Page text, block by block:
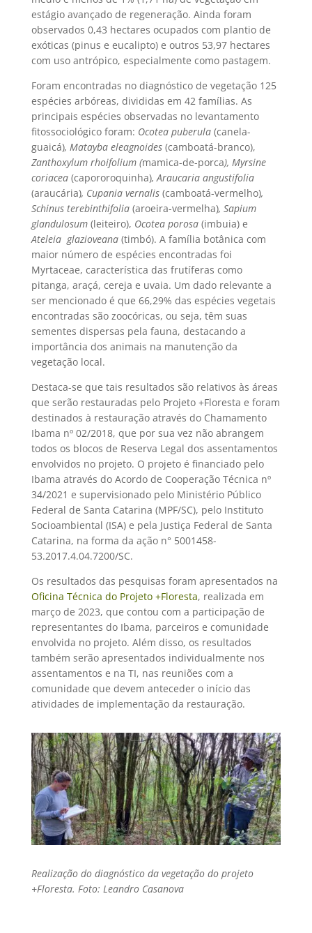
estágio avançado de regeneração. Ainda foram
observados 0,43 hectares ocupados com plantio de
exóticas (pinus e eucalipto) e outros 53,97 hectares
com uso antrópico, especialmente como pastagem.
Foram encontradas no diagnóstico de vegetação 125
espécies arbóreas, divididas em 42 famílias. As
principais espécies observadas no levantamento
fitossociológico foram: Ocotea puberula (canela-
guaicá), Matayba eleagnoides (camboatá-branco),
Zanthoxylum rhoifolium (mamica-de-porca), Myrsine
coriacea (capororoquinha), Araucaria angustifolia
(araucária), Cupania vernalis (camboatá-vermelho),
Schinus terebinthifolia (aroeira-vermelha), Sapium
glandulosum (leiteiro), Ocotea porosa (imbuia) e
Ateleia glazioveana (timbó). A família botânica com
maior número de espécies encontradas foi
Myrtaceae, característica das frutíferas como
pitanga, araçá, cereja e uvaia. Um dado relevante a
ser mencionado é que 66,29% das espécies vegetais
encontradas são zoocóricas, ou seja, têm suas
sementes dispersas pela fauna, destacando a
importância dos animais na manutenção da
vegetação local.
Destaca-se que tais resultados são relativos às áreas
que serão restauradas pelo Projeto +Floresta e foram
destinados à restauração através do Chamamento
Ibama nº 02/2018, que por sua vez não abrangem
todos os blocos de Reserva Legal dos assentamentos
envolvidos no projeto. O projeto é financiado pelo
Ibama através do Acordo de Cooperação Técnica nº
34/2021 e supervisionado pelo Ministério Público
Federal de Santa Catarina (MPF/SC), pelo Instituto
Socioambiental (ISA) e pela Justiça Federal de Santa
Catarina, na forma da ação n° 5001458-
53.2017.4.04.7200/SC.
Os resultados das pesquisas foram apresentados na
Oficina Técnica do Projeto +Floresta, realizada em
março de 2023, que contou com a participação de
representantes do Ibama, parceiros e comunidade
envolvida no projeto. Além disso, os resultados
também serão apresentados individualmente nos
assentamentos e na TI, nas reuniões com a
comunidade que devem anteceder o início das
atividades de implementação da restauração.
Realização do diagnóstico da vegetação do projeto
+Floresta. Foto: Leandro Casanova